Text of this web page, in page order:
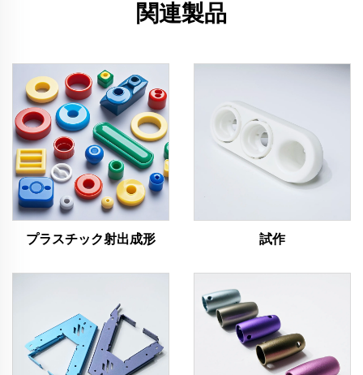
関連製品
プラスチック射出成形 試作